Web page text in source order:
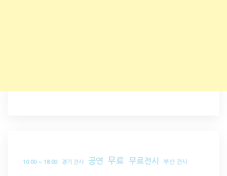
10:00 ~ 18:00 경기 전시 공연 무료 무료전시 부산 전시